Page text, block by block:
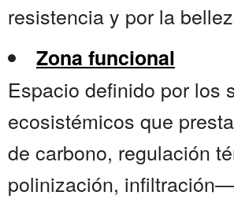
resistencia y por la
Zona funcional
Espacio definido por los
ecosistémicos que
de carbono, regulación
polinización,